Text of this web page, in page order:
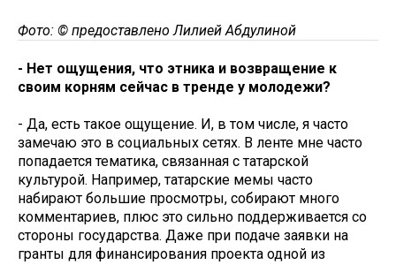
Фото: © предоставлено Лилией Абдулиной
- Нет ощущения, что этника и возвращение к
своим корням сейчас в тренде у молодежи?
- Да, есть такое ощущение. И, в том числе, я часто
замечаю это в социальных сетях. В ленте мне часто
попадается тематика, связанная с татарской
культурой. Например, татарские мемы часто
набирают большие просмотры, собирают много
комментариев, плюс это сильно поддерживается со
стороны государства. Даже при подаче заявки на
гранты для финансирования проекта одной из